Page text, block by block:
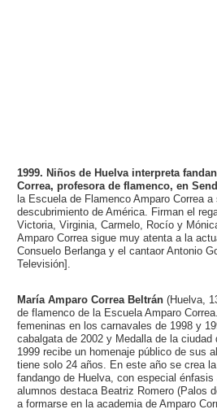
1999. Niños de Huelva interpreta
Correa, profesora de flamenco, en
la Escuela de Flamenco Amparo Correa
descubrimiento de América. Firman el
Victoria, Virginia, Carmelo, Rocío y
Amparo Correa sigue muy atenta a la
Consuelo Berlanga y el cantaor Antonio
Televisión].
María Amparo Correa Beltrán (Huelva,
de flamenco de la Escuela Amparo
femeninas en los carnavales de 1998 y
cabalgata de 2002 y Medalla de la
1999 recibe un homenaje público de sus
tiene solo 24 años. En este año se crea
fandango de Huelva, con especial
alumnos destaca Beatriz Romero (Palos
a formarse en la academia de Amparo